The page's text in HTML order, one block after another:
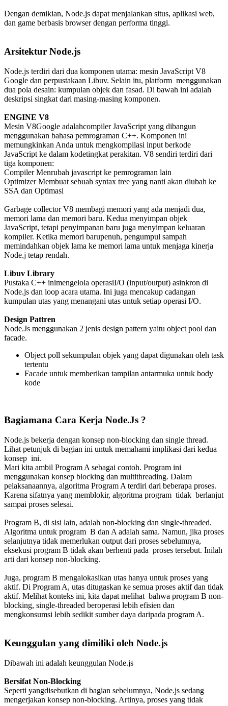
Dengan demikian, Node.js dapat menjalankan situs, aplikasi web,
dan game berbasis browser dengan performa tinggi.
Arsitektur Node.js
Node.js terdiri dari dua komponen utama: mesin JavaScript V8
Google dan perpustakaan Libuv. Selain itu, platform menggunakan
dua pola desain: kumpulan objek dan fasad. Di bawah ini adalah
deskripsi singkat dari masing-masing komponen.
ENGINE V8
Mesin V8Google adalahcompiler JavaScript yang dibangun
menggunakan bahasa pemrograman C++. Komponen ini
memungkinkan Anda untuk mengkompilasi input berkode
JavaScript ke dalam kodetingkat perakitan. V8 sendiri terdiri dari
tiga komponen:
Compiler Menrubah javascript ke pemrograman lain
Optimizer Membuat sebuah syntax tree yang nanti akan diubah ke
SSA dan Optimasi
Garbage collector V8 membagi memori yang ada menjadi dua,
memori lama dan memori baru. Kedua menyimpan objek
JavaScript, tetapi penyimpanan baru juga menyimpan keluaran
kompiler. Ketika memori barupenuh, pengumpul sampah
memindahkan objek lama ke memori lama untuk menjaga kinerja
Node.j tetap rendah.
Libuv Library
Pustaka C++ inimengelola operasiI/O (input/output) asinkron di
Node.js dan loop acara utama. Ini juga mencakup cadangan
kumpulan utas yang menangani utas untuk setiap operasi I/O.
Design Pattren
Node.Js menggunakan 2 jenis design pattern yaitu object pool dan
facade.
Object poll sekumpulan objek yang dapat digunakan oleh task
tertentu
Facade untuk memberikan tampilan antarmuka untuk body
kode
Bagiamana Cara Kerja Node.Js ?
Node.js bekerja dengan konsep non-blocking dan single thread.
Lihat petunjuk di bagian ini untuk memahami implikasi dari kedua
konsep ini.
Mari kita ambil Program A sebagai contoh. Program ini
menggunakan konsep blocking dan multithreading. Dalam
pelaksanaannya, algoritma Program A terdiri dari beberapa proses.
Karena sifatnya yang memblokir, algoritma program tidak berlanjut
sampai proses selesai.
Program B, di sisi lain, adalah non-blocking dan single-threaded.
Algoritma untuk program B dan A adalah sama. Namun, jika proses
selanjutnya tidak memerlukan output dari proses sebelumnya,
eksekusi program B tidak akan berhenti pada proses tersebut. Inilah
arti dari konsep non-blocking.
Juga, program B mengalokasikan utas hanya untuk proses yang
aktif. Di Program A, utas ditugaskan ke semua proses aktif dan tidak
aktif. Melihat konteks ini, kita dapat melihat bahwa program B non-
blocking, single-threaded beroperasi lebih efisien dan
mengkonsumsi lebih sedikit sumber daya daripada program A.
Keunggulan yang dimiliki oleh Node.js
Dibawah ini adalah keunggulan Node.js
Bersifat Non-Blocking
Seperti yangdisebutkan di bagian sebelumnya, Node.js sedang
mengerjakan konsep non-blocking. Artinya, proses yang tidak